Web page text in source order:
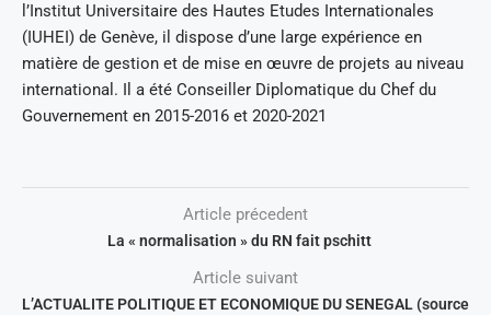
l’Institut Universitaire des Hautes Etudes Internationales
(IUHEI) de Genève, il dispose d’une large expérience en
matière de gestion et de mise en œuvre de projets au niveau
international. Il a été Conseiller Diplomatique du Chef du
Gouvernement en 2015-2016 et 2020-2021
Article précedent
La « normalisation » du RN fait pschitt
Article suivant
L’ACTUALITE POLITIQUE ET ECONOMIQUE DU SENEGAL (source